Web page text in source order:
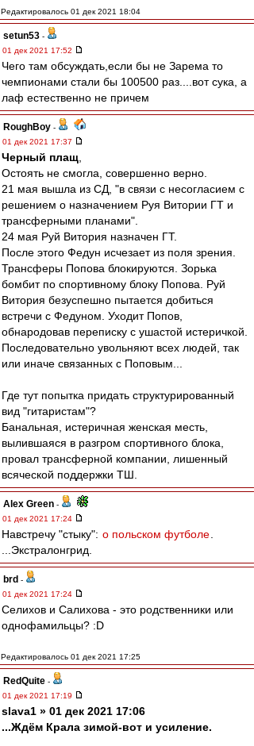
Редактировалось 01 дек 2021 18:04
setun53 -
01 дек 2021 17:52
Чего там обсуждать,если бы не Зарема то
чемпионами стали бы 100500 раз....вот сука, а
лаф естественно не причем
RoughBoy -
01 дек 2021 17:37
Черный плащ
Остоять не смогла, совершенно верно.
21 мая вышла из СД, "в связи с несогласием с
решением о назначением Руя Витории ГТ и
трансферными планами".
24 мая Руй Витория назначен ГТ.
После этого Федун исчезает из поля зрения.
Трансферы Попова блокируются. Зорька
бомбит по спортивному блоку Попова. Руй
Витория безуспешно пытается добиться
встречи с Федуном. Уходит Попов,
обнародовав переписку с ушастой истеричкой.
Последовательно увольняют всех людей, так
или иначе связанных с Поповым...
Где тут попытка придать структурированный
вид "гитаристам"?
Банальная, истеричная женская месть,
вылившаяся в разгром спортивного блока,
провал трансферной компании, лишенный
всяческой поддержки ТШ.
Alex Green -
01 дек 2021 17:24
Навстречу "стыку": о польском футболе
...Экстралонгрид.
brd -
01 дек 2021 17:24
Селихов и Салихова - это родственники или
однофамильцы? :D
Редактировалось 01 дек 2021 17:25
RedQuite -
01 дек 2021 17:19
slava1 » 01 дек 2021 17:06
...Ждём Крала зимой-вот и усиление.